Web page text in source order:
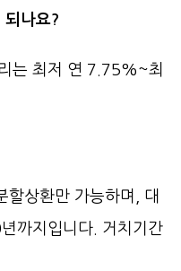
나요?
는 최저 연 7.75%~최
할상환만 가능하며, 대
까지입니다. 거치기간